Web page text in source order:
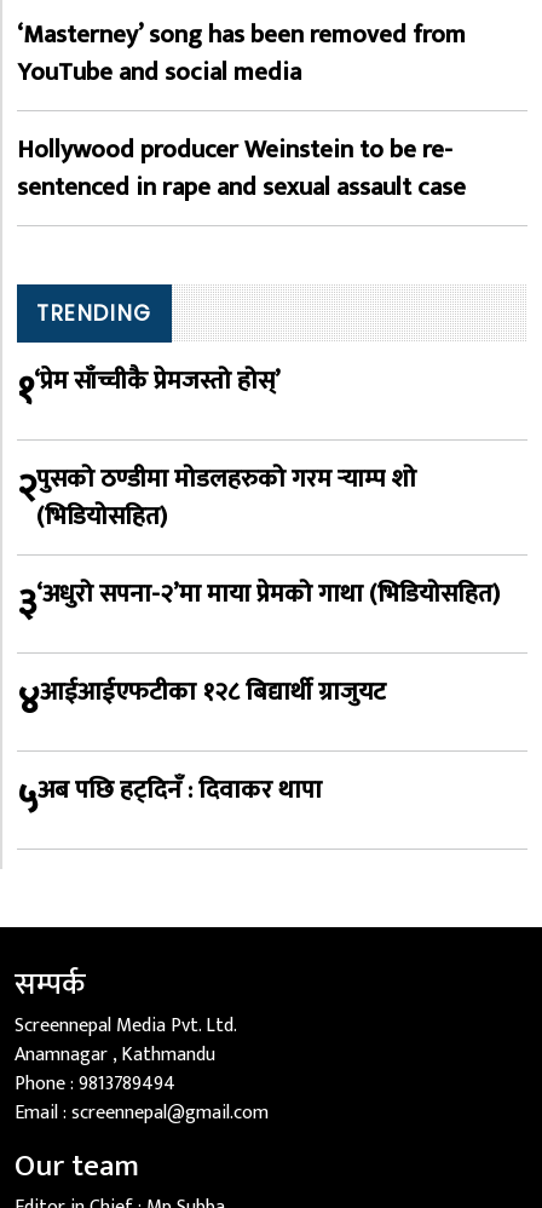
‘Masterney’ song has been removed from
YouTube and social media
Hollywood producer Weinstein to be re-
sentenced in rape and sexual assault case
TRENDING
१‘प्रेम साँच्चीकै प्रेमजस्तो होस्’
२पुसको ठण्डीमा मोडलहरुको गरम र्‍याम्प शो
(भिडियोसहित)
३‘अधुरो सपना-२’मा माया प्रेमको गाथा (भिडियोसहित)
४आईआईएफटीका १२८ बिद्यार्थी ग्राजुयट
५अब पछि हट्दिनँ : दिवाकर थापा
सम्पर्क
Screennepal Media Pvt. Ltd.
Anamnagar , Kathmandu
Phone :9813789494
Email :screennepal@gmail.com
Our team